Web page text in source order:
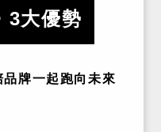
3大優勢
牌一起跑向未來